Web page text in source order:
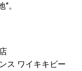
。
ス ワイキキビー